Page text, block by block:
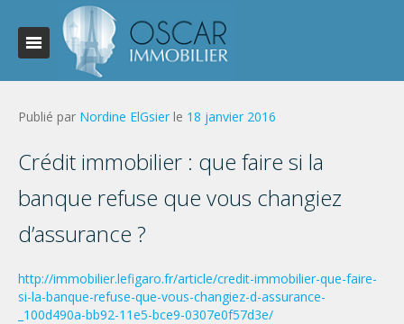
Publié par Nordine ElGsier le 18 janvier 2016
Crédit immobilier : que faire si la
banque refuse que vous changiez
d’assurance ?
http://immobilier.lefigaro.fr/article/credit-immobilier-que-faire-
si-la-banque-refuse-que-vous-changiez-d-assurance-
_100d490a-bb92-11e5-bce9-0307e0f57d3e/